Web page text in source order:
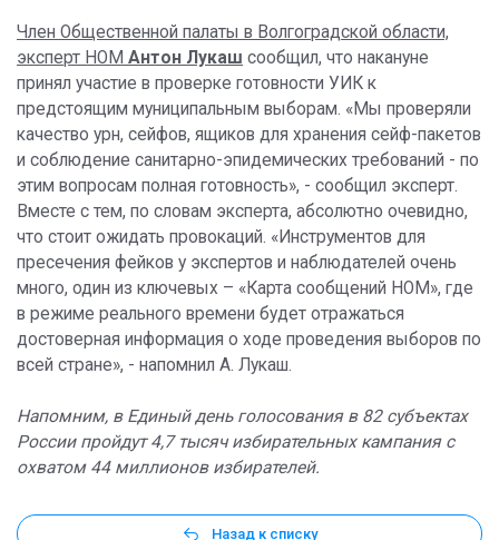
Член Общественной палаты в Волгоградской области,
эксперт НОМ Антон Лукаш сообщил, что накануне
принял участие в проверке готовности УИК к
предстоящим муниципальным выборам. «Мы проверяли
качество урн, сейфов, ящиков для хранения сейф-пакетов
и соблюдение санитарно-эпидемических требований - по
этим вопросам полная готовность», - сообщил эксперт.
Вместе с тем, по словам эксперта, абсолютно очевидно,
что стоит ожидать провокаций. «Инструментов для
пресечения фейков у экспертов и наблюдателей очень
много, один из ключевых – «Карта сообщений НОМ», где
в режиме реального времени будет отражаться
достоверная информация о ходе проведения выборов по
всей стране», - напомнил А. Лукаш.
Напомним, в Единый день голосования в 82 субъектах
России пройдут 4,7 тысяч избирательных кампания с
охватом 44 миллионов избирателей.
Назад к списку